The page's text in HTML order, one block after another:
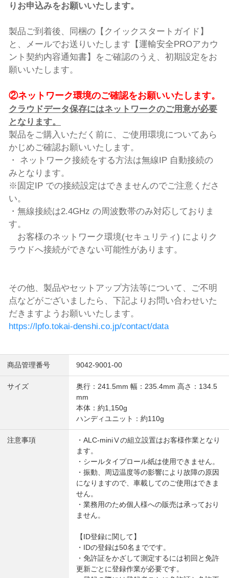
りお申込みをお願いいたします。
製品ご到着後、同梱の【クイックスタートガイド】
と、メールでお送りいたします【運輸安全PROアカウ
ント契約内容通知書】をご確認のうえ、初期設定をお
願いいたします。
②ネットワーク環境のご確認をお願いいたします。
クラウドデータ保存にはネットワークのご用意が必要
となります。
製品をご購入いただく前に、ご使用環境についてあら
かじめご確認お願いいたします。
・ ネットワーク接続をする方法は無線IP 自動接続の
みとなります。
※固定IP での接続設定はできませんのでご注意くださ
い。
・無線接続は2.4GHz の周波数帯のみ対応しておりま
す。
お客様のネットワーク環境(セキュリティ) によりク
ラウドへ接続ができない可能性があります。
その他、製品やセットアップ方法等について、ご不明
点などがございましたら、下記よりお問い合わせいた
だきますようお願いいたします。
https://lpfo.tokai-denshi.co.jp/contact/data
商品管理番号 9042-9001-00
サイズ
奥行：241.5mm 幅：235.4mm 高さ：134.5
mm
本体：約1,150g
ハンディユニット：約110g
注意事項
・ALC-miniⅤの組立設置はお客様作業となり
ます。
・シールタイプロール紙は使用できません。
・振動、周辺温度等の影響により故障の原因
になりますので、車載してのご使用はできま
せん。
・業務用のため個人様への販売は承っており
ません。
【ID登録に関して】
・IDの登録は50名までです。
・免許証をかざして測定するには初回と免許
更新ごとに登録作業が必要です。